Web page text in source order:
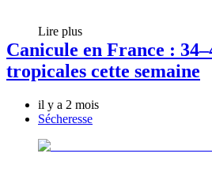
Lire plus
Canicule en France :
tropicales cette semaine
il y a 2 mois
Sécheresse